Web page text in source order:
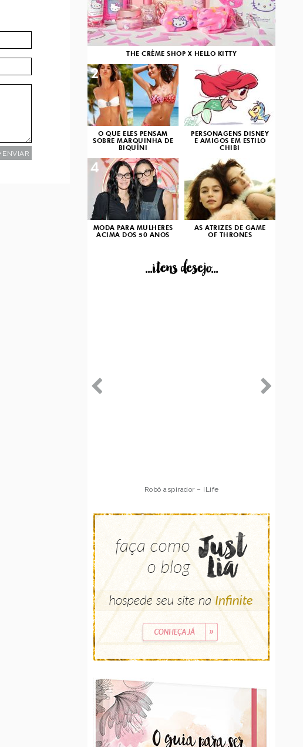
THE CRÈME SHOP X HELLO KITTY
O QUE ELES PENSAM
SOBRE MARQUINHA DE
BIQUÍNI
2
PERSONAGENS DISNEY
E AMIGOS EM ESTILO
CHIBI
3
MODA PARA MULHERES
ACIMA DOS 50 ANOS
4
AS ATRIZES DE GAME
OF THRONES
...itens desejo...
Robô aspirador – ILife